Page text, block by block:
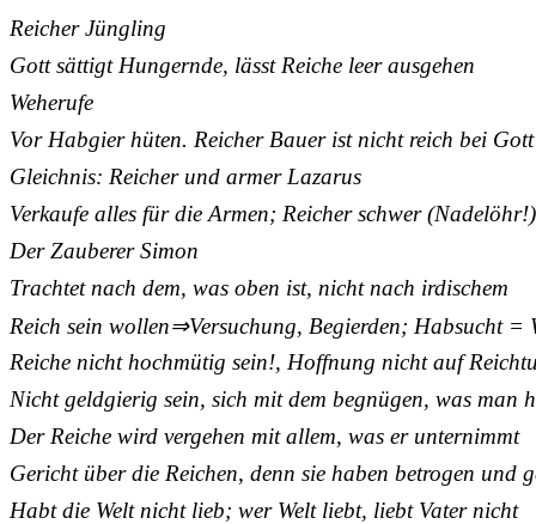
Reicher Jüngling
Gott sättigt Hungernde, lässt Reiche leer ausgehen
Weherufe
Vor Habgier hüten. Reicher Bauer ist nicht reich bei Gott
Gleichnis: Reicher und armer Lazarus
Verkaufe alles für die Armen; Reicher schwer
Der Zauberer Simon
Trachtet nach dem, was oben ist, nicht nach irdischem
Reich sein wollen⇒Versuchung, Begierden; Habsucht =
Reiche nicht hochmütig sein!, Hoffnung nicht auf
Nicht geldgierig sein, sich mit dem begnügen, was man
Der Reiche wird vergehen mit allem, was er unternimmt
Gericht über die Reichen, denn sie haben betrogen und
Habt die Welt nicht lieb; wer Welt liebt, liebt Vater nicht